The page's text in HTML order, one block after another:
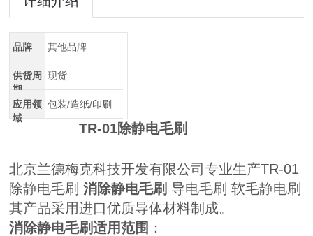
品牌 其他品牌
供货周
期
现货
应用领
域
包装/造纸/印刷
TR-01除静电毛刷
北京兰德梅克科技开发有限公司专业生产TR-01
除静电毛刷消除静电毛刷 导电毛刷 软毛静电刷
其产品采用进口优质导体材料制成。
消除静电毛刷适用范围 ：